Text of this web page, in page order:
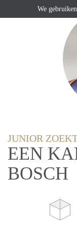
JUNIOR
EEN
BOSCH
We gebruiken